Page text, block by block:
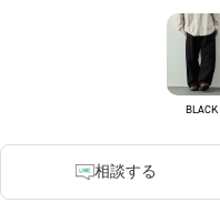
BLACK
相談する